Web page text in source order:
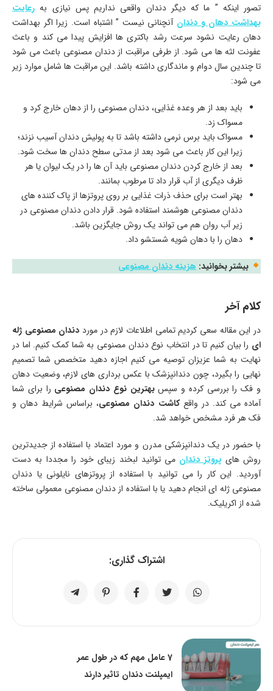
تصور اینکه ” ما که دیگر دندان واقعی نداریم پس نیازی به رعایت
بهداشت دهان و دندان آنچنانی نیست ” اشتباه است. زیرا اگر بهداشت
دهان رعایت نشود سرعت رشد باکتری‌ ها افزایش پیدا می‌ کند و باعث
عفونت لثه‌ ها می‌ شود. از طرفی مراقبت از دندان مصنوعی باعث می‌ شود
تا چندین سال دوام و ماندگاری داشته باشد. این مراقبت ها شامل موارد زیر
می شود:
باید بعد از هر وعده‌ غذایی، دندان مصنوعی را از دهان خارج کرد و
مسواک زد.
مسواک باید برس نرمی داشته باشد تا به پولیش دندان آسیب نزند؛
زیرا این کار باعث می‌ شود بعد از مدتی سطح دندان‌ ها سخت شود.
بعد از خارج کردن دندان مصنوعی باید آن‌ ها را در یک لیوان یا هر
ظرف دیگری از آب قرار داد تا مرطوب بمانند.
بهتر است برای حذف ذرات غذایی بر روی پروتزها از پاک کننده‌ های
دندان مصنوعی هوشمند استفاده شود. قرار دادن دندان مصنوعی‌ در
زیر آب روان هم می‌ تواند یک روش جایگزین باشد.
دهان را با دهان شویه شستشو داد.
بیشتر بخوانید: هزینه دندان مصنوعی
کلام آخر
در این مقاله سعی کردیم تمامی اطلاعات لازم در مورد دندان مصنوعی ژله
ای را بیان کنیم تا در انتخاب نوع دندان مصنوعی به شما کمک کنیم. اما در
نهایت به شما عزیزان توصیه می‌ کنیم اجازه دهید متخصص شما تصمیم
نهایی را بگیرد، چون دندانپزشک با عکس برداری‌ های لازم، وضعیت دهان
و فک را بررسی کرده و سپسبهترین نوع دندان مصنوعی را برای شما
آماده می‌ کند. در واقعکاشت دندان مصنوعی، براساس شرایط دهان و
فک هر فرد مشخص خواهد شد.
با حضور در یک دندانپزشکی مدرن و مورد اعتماد با استفاده از جدیدترین
روش های پروتز دندان می توانید لبخند زیبای خود را مجددا به دست
آوردید. این کار را می توانید با استفاده از پروتزهای نایلونی یا دندان
مصنوعی ژله ای انجام دهید یا با استفاده از دندان مصنوعی معمولی ساخته
شده از اکریلیک.
اشتراک گذاری:
7 عامل مهم که در طول عمر
ایمپلنت دندان تاثیر دارند